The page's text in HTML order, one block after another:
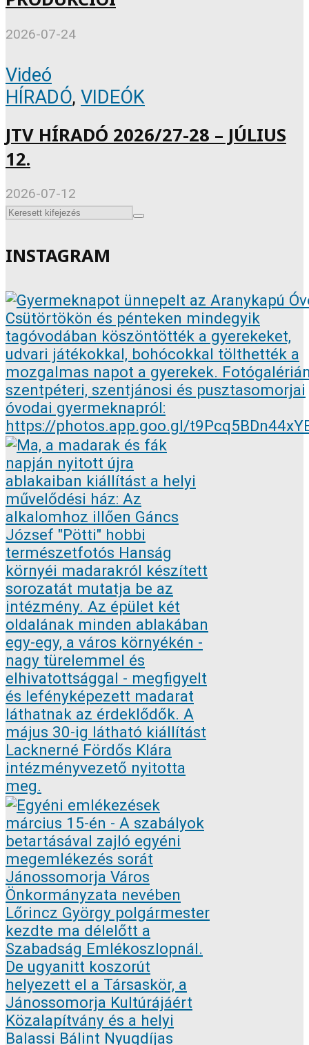
2026-07-24
Videó
HÍRADÓ, VIDEÓK
JTV HÍRADÓ 2026/27-28 – JÚLIUS
12.
2026-07-12
INSTAGRAM